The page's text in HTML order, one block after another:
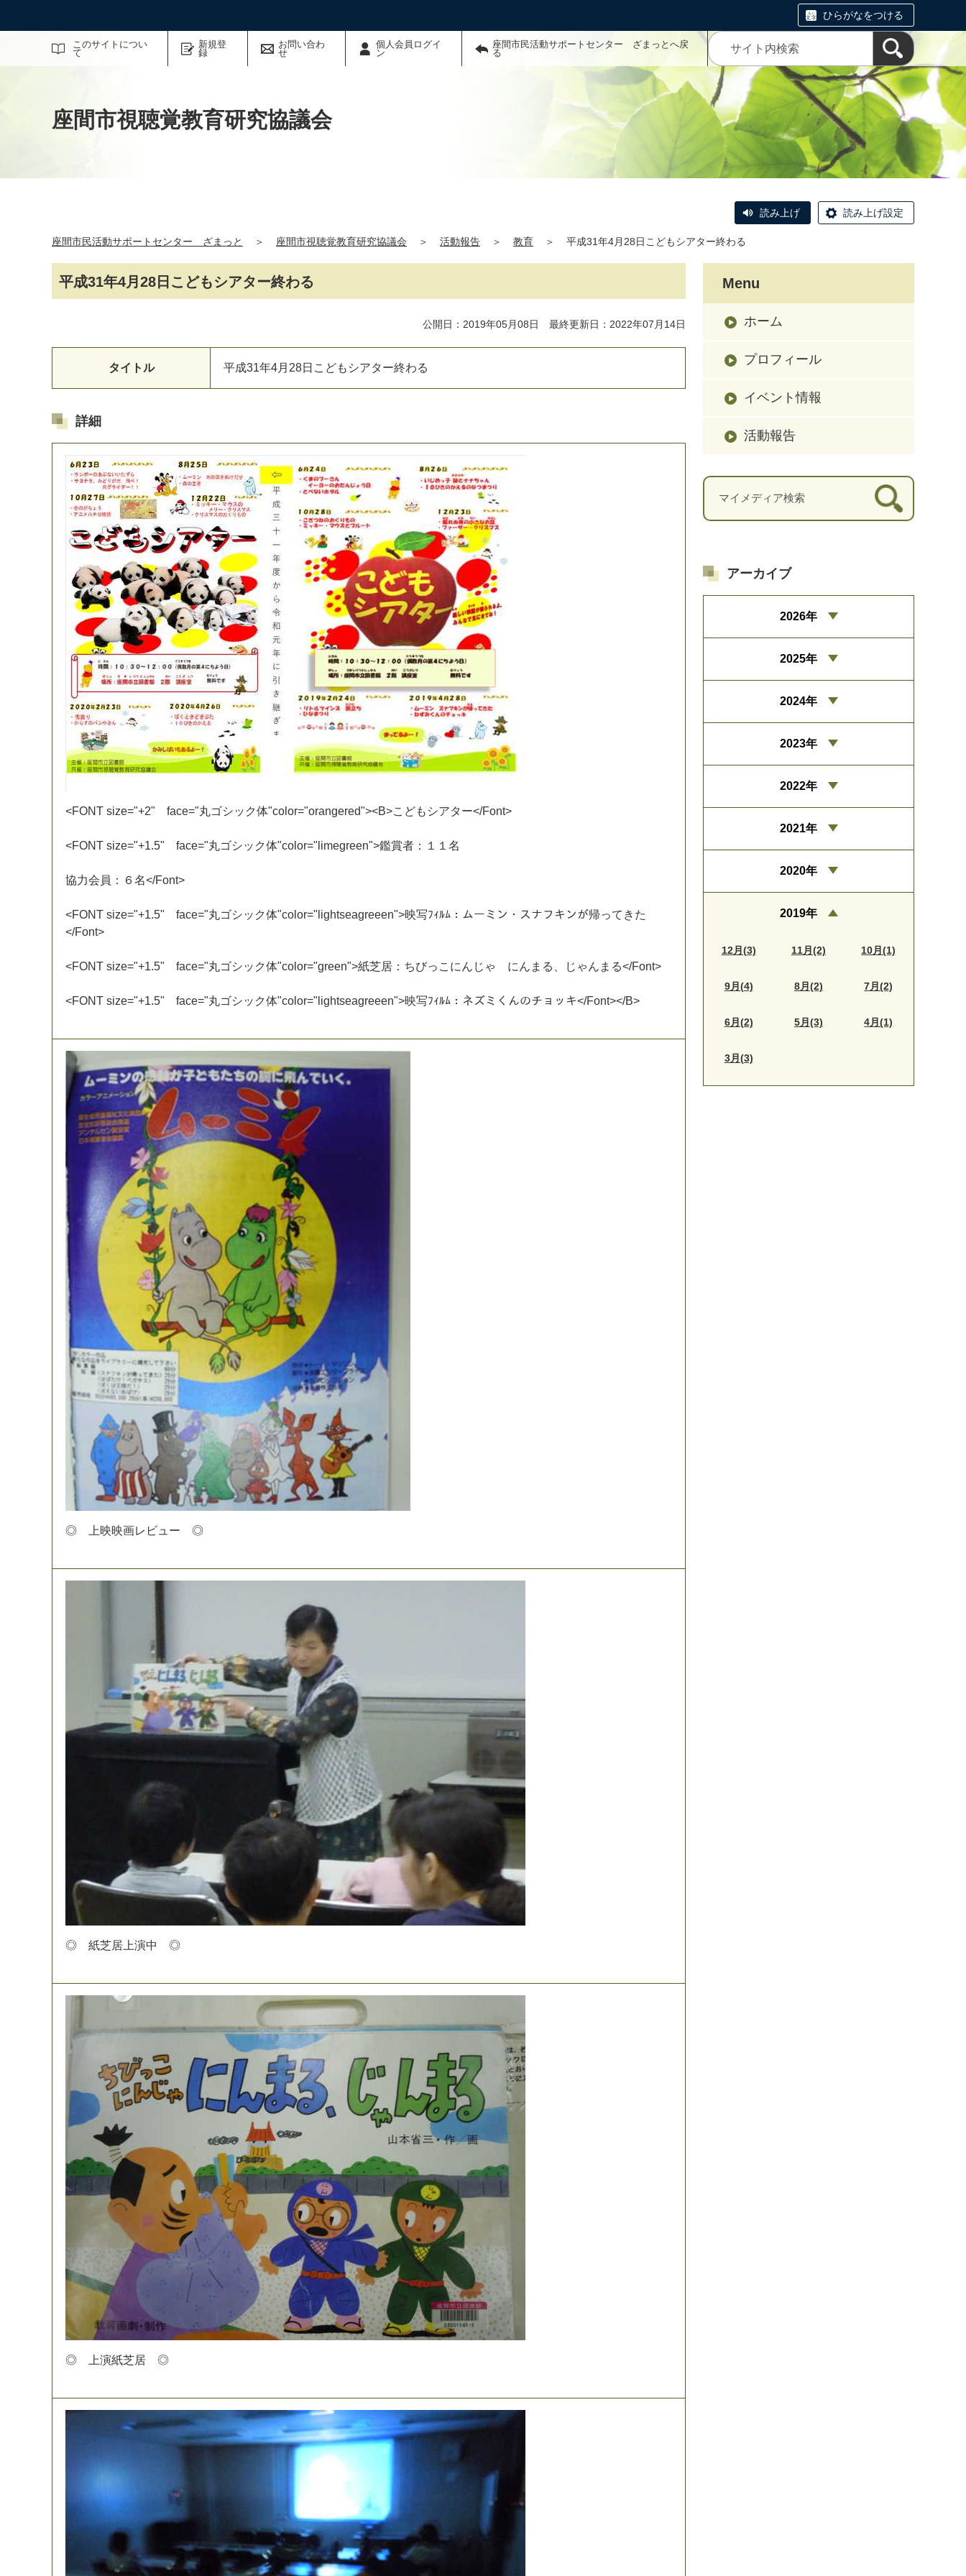
ひらがなをつける
このサイトについ
て
新規登
録
お問い合わ
せ
個人会員ログイ
ン
座間市民活動サポートセンター ざまっとへ戻
る
サイト内検索
座間市視聴覚教育研究協議会
読み上げ 読み上げ設定
座間市民活動サポートセンター ざまっと ＞ 座間市視聴覚教育研究協議会 ＞ 活動報告 ＞ 教育 ＞ 平成31年4月28日こどもシアター終わる
平成31年4月28日こどもシアター終わる
公開日：2019年05月08日 最終更新日：2022年07月14日
タイトル 平成31年4月28日こどもシアター終わる
詳細
<FONT size="+2" face="丸ゴシッ ク体"co or="orangered"><B>こ ども シアター</Font>
<FONT size="+1.5" face="丸ゴシッ ク体"co or=" imegreen">鑑賞者 ： １ １ 名
協力会 員 ： ６ 名</Font>
<FONT size="+1.5" face="丸ゴシッ ク体"co or=" ightseagreeen">映写ﾌｨﾙﾑ ： ムー ミ ン ・ スナフ キンが帰って き た
</Font>
<FONT size="+1.5" face="丸ゴシッ ク体"co or="green">紙芝居 ： ちびっ こ に ん じ ゃ に ん ま る じ ゃ ん ま る</Font>
<FONT size="+1.5" face="丸ゴシッ ク体"co or=" ightseagreeen">映写ﾌｨﾙﾑ ： ネズミ く んのチ ョ ッ キ</Font></B>
◎ 上映映画レ ビ ュ ー ◎
◎ 紙芝居 上演中 ◎
◎ 上演紙芝居 ◎
Menu
ホーム
プロフィール
イベント情報
活動報告
マイメディア検索
アーカイブ
2026年
2025年
2024年
2023年
2022年
2021年
2020年
2019年
12月(3) 11月(2) 10月(1)
9月(4) 8月(2) 7月(2)
6月(2) 5月(3) 4月(1)
3月(3)